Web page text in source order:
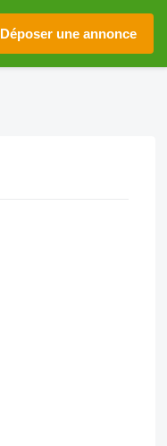
Déposer une annonce